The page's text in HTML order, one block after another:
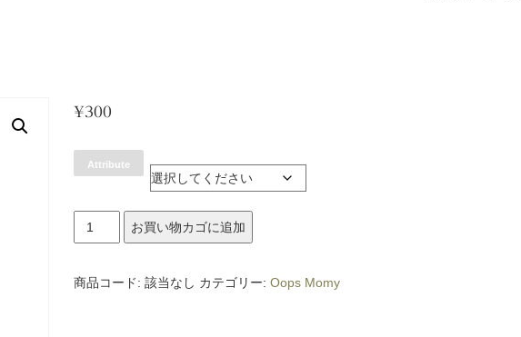
¥300
Attribute
jasmine
ャ
お買い物カゴに追加
商品コード:該当なし カテゴリー:Oops Momy